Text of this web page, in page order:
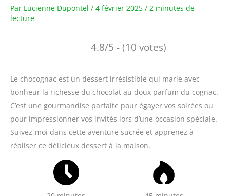
Par Lucienne Dupontel / 4 février 2025 / 2 minutes de
lecture
4.8/5 - (10 votes)
Le chocognac est un dessert irrésistible qui marie avec
bonheur la richesse du chocolat au doux parfum du cognac.
C’est une gourmandise parfaite pour égayer vos soirées ou
pour impressionner vos invités lors d’une occasion spéciale.
Suivez-moi dans cette aventure sucrée et apprenez à
réaliser ce délicieux dessert à la maison.